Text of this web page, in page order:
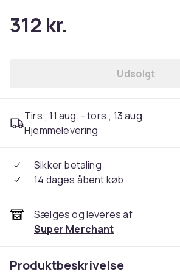
312 kr.
Udsolgt
Tirs., 11 aug. - tors., 13 aug.
Hjemmelevering
Sikker betaling
14 dages åbent køb
Sælges og leveres af
Super Merchant
Produktbeskrivelse